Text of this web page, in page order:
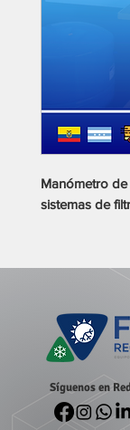
Manómetro
sistemas de
Síguenos en